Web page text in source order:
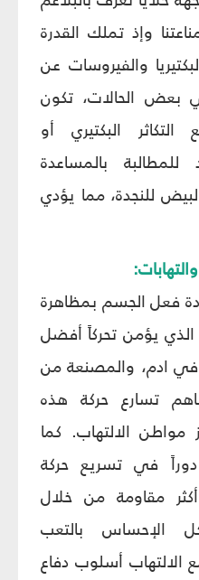
وإذ تملك القدرة
والفيروسات عن
بعض الحالات، تكون
البكتيري أو
بالمساعدة
للنجدة، مما يؤدي
فعل الجسم بمظاهرة
الذي يؤمن تحركاً أفضل
في ادم، والمصنعة من
تسارع حركة هذه
مواطن الالتهاب. كما
في تسريع حركة
مقاومة من خلال
الإحساس بالتعب
الالتهاب أسلوب دفاع